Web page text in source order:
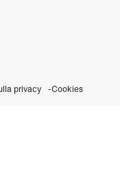
privacy Cookies